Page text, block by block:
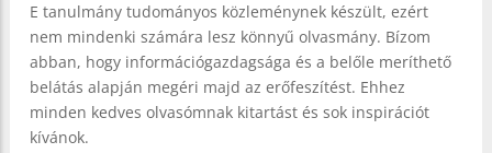
E tanulmány tudományos közleménynek készült, ezért
nem mindenki számára lesz könnyű olvasmány. Bízom
abban, hogy információgazdagsága és a belőle meríthető
belátás alapján megéri majd az erőfeszítést. Ehhez
minden kedves olvasómnak kitartást és sok inspirációt
kívánok.